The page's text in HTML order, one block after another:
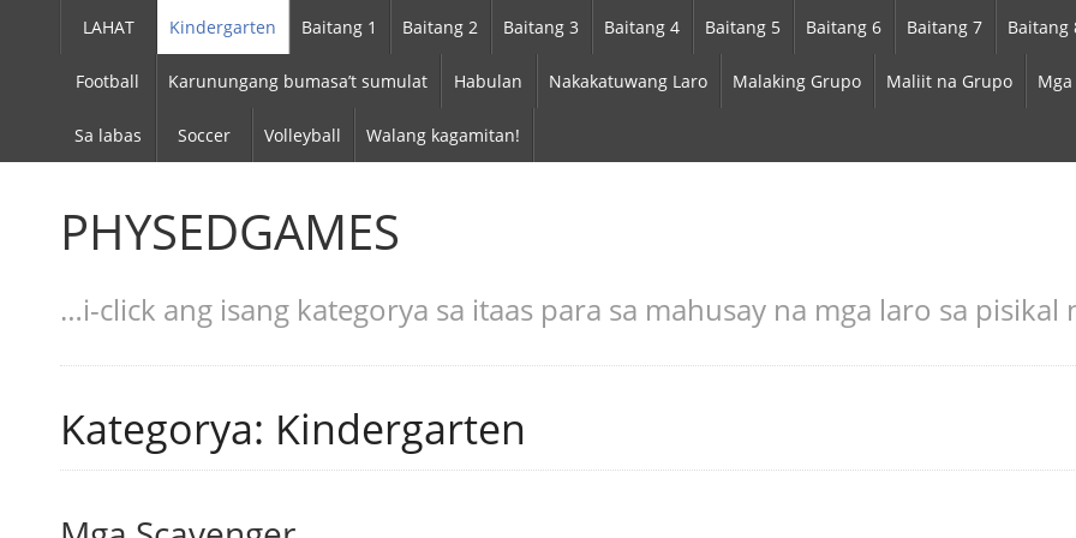
LAHAT Kindergarten Baitang 1 Baitang 2 Baitang 3 Baitang 4 Baitang 5 Baitang 6 Baitang 7 Baitang
Football Karunungang bumasa’t sumulat Habulan Nakakatuwang Laro Malaking Grupo Maliit na Grupo
Sa labas Soccer Volleyball Walang kagamitan!
PHYSEDGAMES
…i-click ang isang kategorya sa itaas para sa mahusay na mga laro sa pisikal
Kategorya: Kindergarten